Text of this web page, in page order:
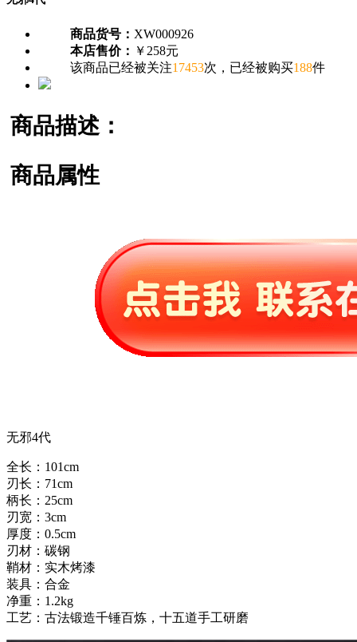
商品货号： XW000926
本店售价： ￥258元
该商品已经被关注17453次，已经被购买188件
商品描述：
商品属性
无邪4代
全长：101cm
刃长：71cm
柄长：25cm
刃宽：3cm
厚度：0.5cm
刃材：碳钢
鞘材：实木烤漆
装具：合金
净重：1.2kg
工艺：古法锻造千锤百炼，十五道手工研磨